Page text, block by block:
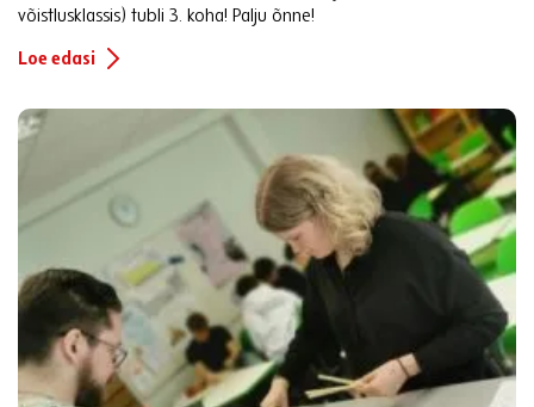
võistlusklassis) tubli 3. koha! Palju õnne!
Loe edasi